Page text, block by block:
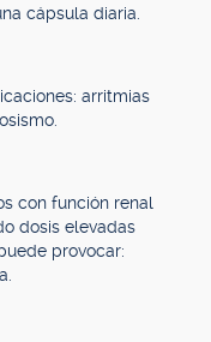
cápsula diaria.
arritmias
con función renal
dosis elevadas
provocar: